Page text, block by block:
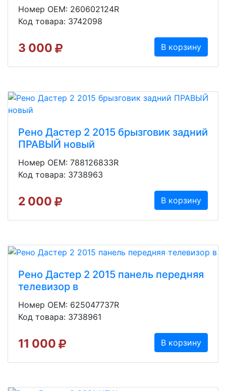
Номер OEM: 260602124R
Код товара: 3742098
3 000 В корзину
Рено Дастер 2 2015 брызговик задний
ПРАВЫЙ новый
Номер OEM: 788126833R
Код товара: 3738963
2 000 В корзину
Рено Дастер 2 2015 панель передняя
телевизор в
Номер OEM: 625047737R
Код товара: 3738961
11 000 В корзину